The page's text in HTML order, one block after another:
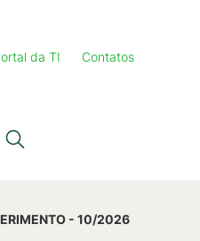
da TI Contatos
- 10/2026